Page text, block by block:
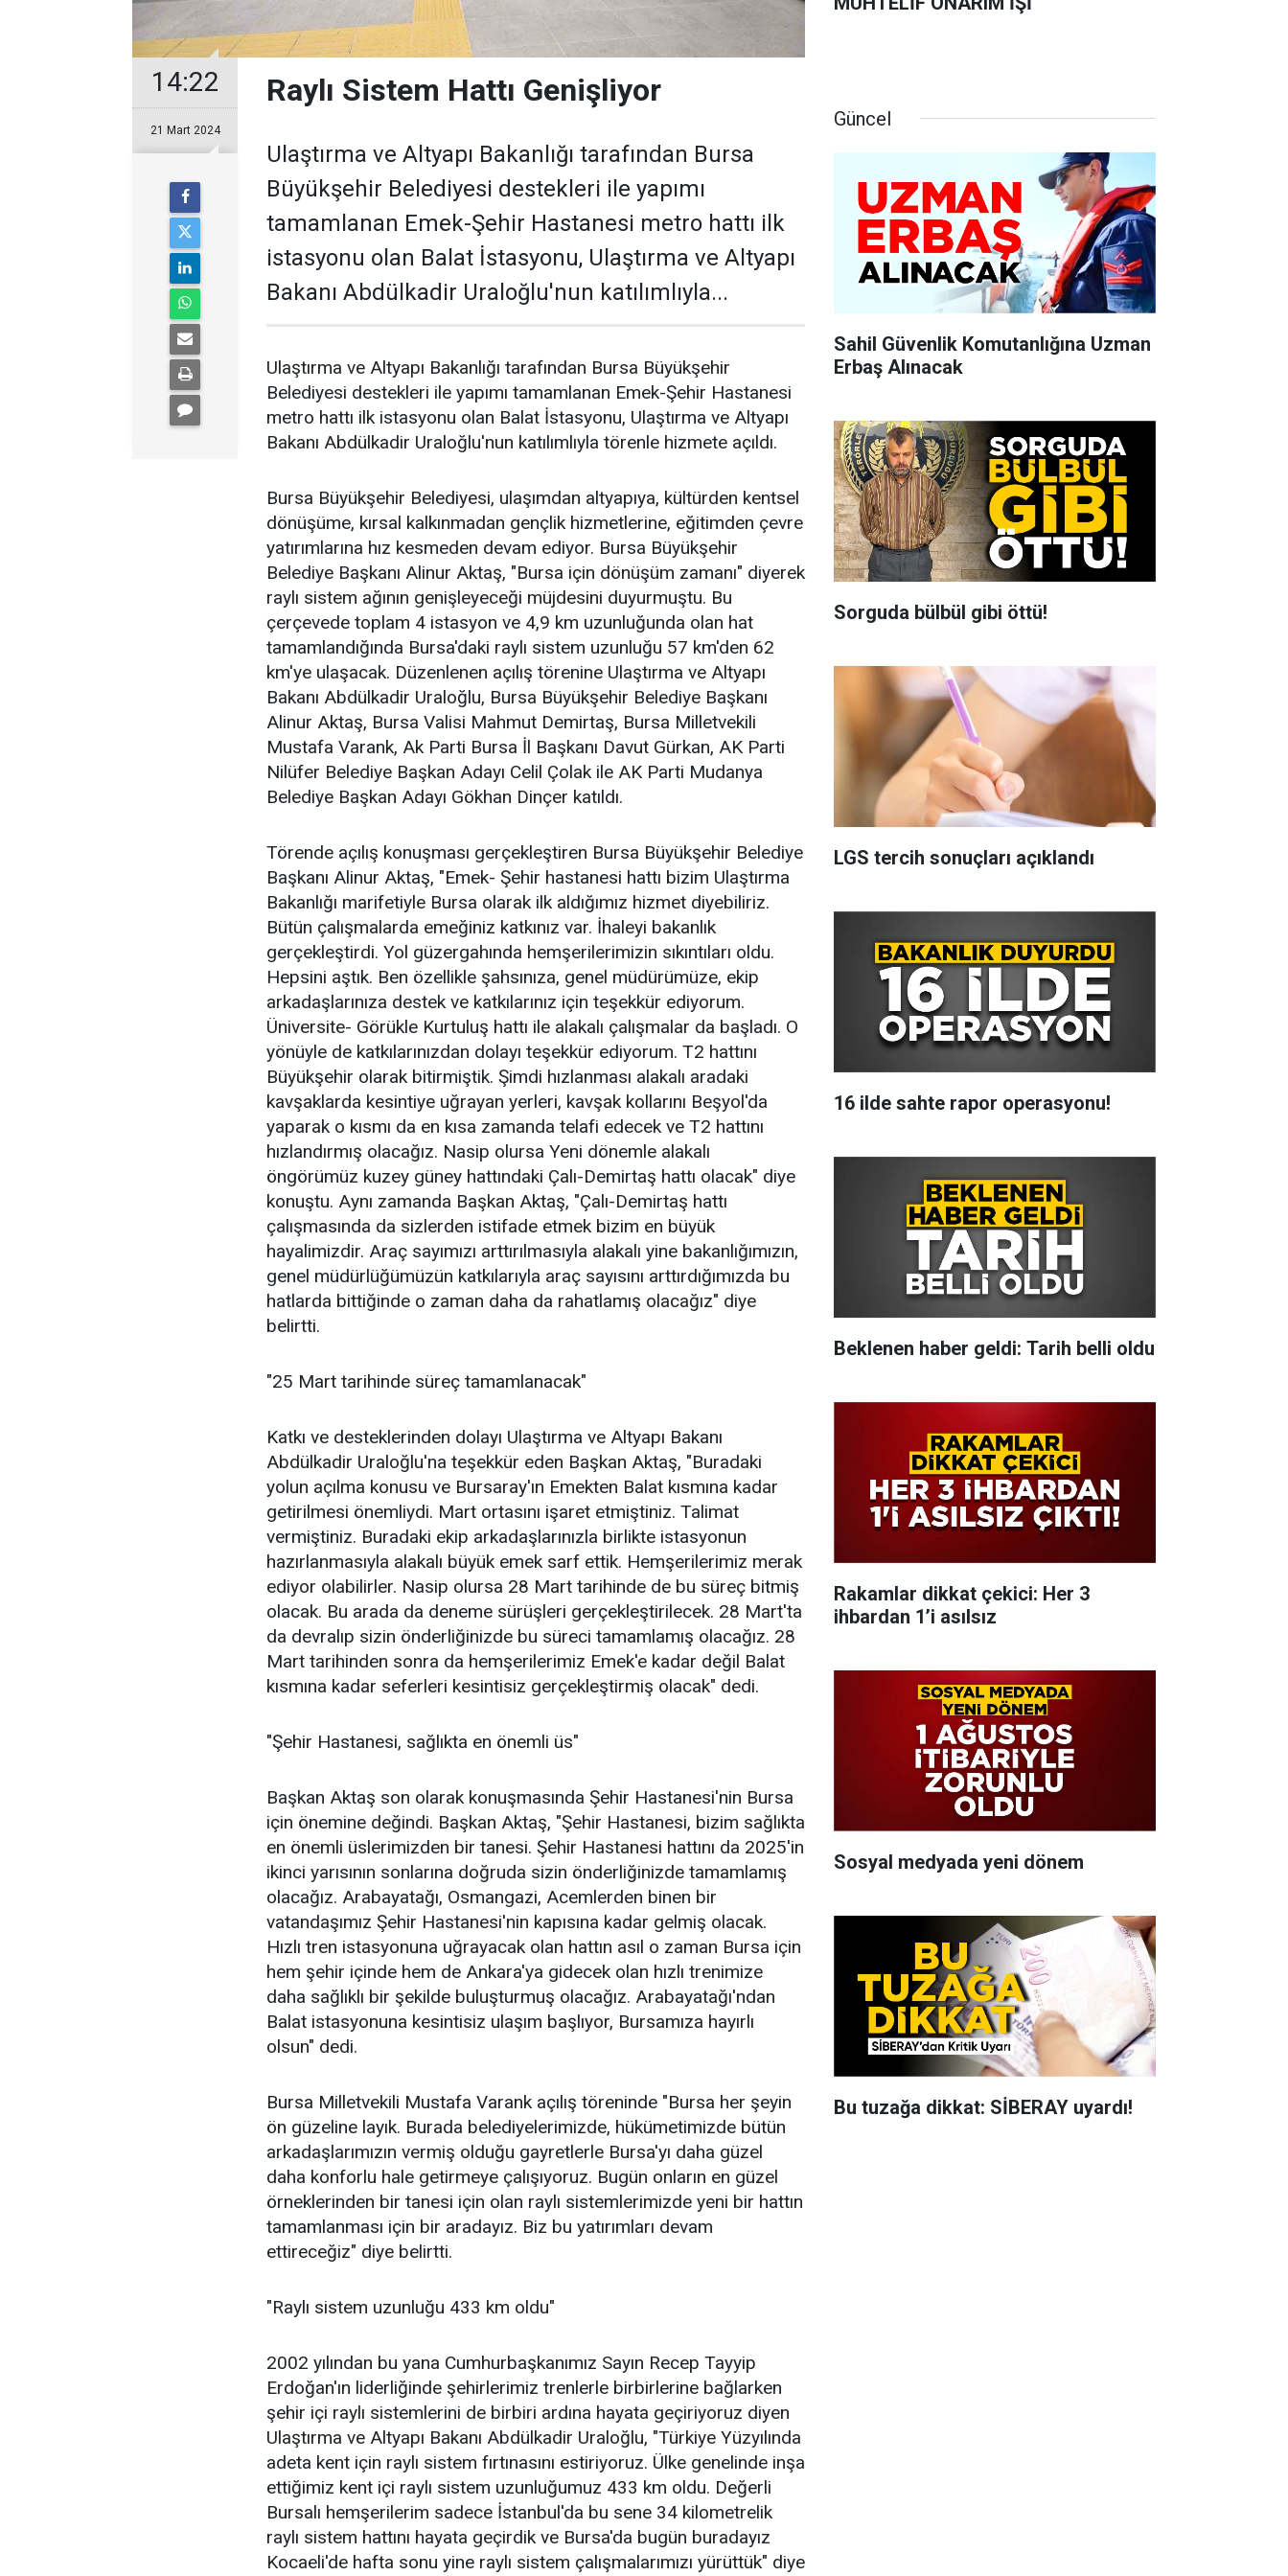
14:22
21 Mart 2024
Raylı Sistem Hattı Genişliyor
Ulaştırma ve Altyapı Bakanlığı tarafından Bursa
Büyükşehir Belediyesi destekleri ile yapımı
tamamlanan Emek-Şehir Hastanesi metro hattı ilk
istasyonu olan Balat İstasyonu, Ulaştırma ve Altyapı
Bakanı Abdülkadir Uraloğlu'nun katılımlıyla...
Ulaştırma ve Altyapı Bakanlığı tarafından Bursa Büyükşehir
Belediyesi destekleri ile yapımı tamamlanan Emek-Şehir Hastanesi
metro hattı ilk istasyonu olan Balat İstasyonu, Ulaştırma ve Altyapı
Bakanı Abdülkadir Uraloğlu'nun katılımlıyla törenle hizmete açıldı.
Bursa Büyükşehir Belediyesi, ulaşımdan altyapıya, kültürden kentsel
dönüşüme, kırsal kalkınmadan gençlik hizmetlerine, eğitimden çevre
yatırımlarına hız kesmeden devam ediyor. Bursa Büyükşehir
Belediye Başkanı Alinur Aktaş, "Bursa için dönüşüm zamanı" diyerek
raylı sistem ağının genişleyeceği müjdesini duyurmuştu. Bu
çerçevede toplam 4 istasyon ve 4,9 km uzunluğunda olan hat
tamamlandığında Bursa'daki raylı sistem uzunluğu 57 km'den 62
km'ye ulaşacak. Düzenlenen açılış törenine Ulaştırma ve Altyapı
Bakanı Abdülkadir Uraloğlu, Bursa Büyükşehir Belediye Başkanı
Alinur Aktaş, Bursa Valisi Mahmut Demirtaş, Bursa Milletvekili
Mustafa Varank, Ak Parti Bursa İl Başkanı Davut Gürkan, AK Parti
Nilüfer Belediye Başkan Adayı Celil Çolak ile AK Parti Mudanya
Belediye Başkan Adayı Gökhan Dinçer katıldı.
Törende açılış konuşması gerçekleştiren Bursa Büyükşehir Belediye
Başkanı Alinur Aktaş, "Emek- Şehir hastanesi hattı bizim Ulaştırma
Bakanlığı marifetiyle Bursa olarak ilk aldığımız hizmet diyebiliriz.
Bütün çalışmalarda emeğiniz katkınız var. İhaleyi bakanlık
gerçekleştirdi. Yol güzergahında hemşerilerimizin sıkıntıları oldu.
Hepsini aştık. Ben özellikle şahsınıza, genel müdürümüze, ekip
arkadaşlarınıza destek ve katkılarınız için teşekkür ediyorum.
Üniversite- Görükle Kurtuluş hattı ile alakalı çalışmalar da başladı. O
yönüyle de katkılarınızdan dolayı teşekkür ediyorum. T2 hattını
Büyükşehir olarak bitirmiştik. Şimdi hızlanması alakalı aradaki
kavşaklarda kesintiye uğrayan yerleri, kavşak kollarını Beşyol'da
yaparak o kısmı da en kısa zamanda telafi edecek ve T2 hattını
hızlandırmış olacağız. Nasip olursa Yeni dönemle alakalı
öngörümüz kuzey güney hattındaki Çalı-Demirtaş hattı olacak" diye
konuştu. Aynı zamanda Başkan Aktaş, "Çalı-Demirtaş hattı
çalışmasında da sizlerden istifade etmek bizim en büyük
hayalimizdir. Araç sayımızı arttırılmasıyla alakalı yine bakanlığımızın,
genel müdürlüğümüzün katkılarıyla araç sayısını arttırdığımızda bu
hatlarda bittiğinde o zaman daha da rahatlamış olacağız" diye
belirtti.
"25 Mart tarihinde süreç tamamlanacak"
Katkı ve desteklerinden dolayı Ulaştırma ve Altyapı Bakanı
Abdülkadir Uraloğlu'na teşekkür eden Başkan Aktaş, "Buradaki
yolun açılma konusu ve Bursaray'ın Emekten Balat kısmına kadar
getirilmesi önemliydi. Mart ortasını işaret etmiştiniz. Talimat
vermiştiniz. Buradaki ekip arkadaşlarınızla birlikte istasyonun
hazırlanmasıyla alakalı büyük emek sarf ettik. Hemşerilerimiz merak
ediyor olabilirler. Nasip olursa 28 Mart tarihinde de bu süreç bitmiş
olacak. Bu arada da deneme sürüşleri gerçekleştirilecek. 28 Mart'ta
da devralıp sizin önderliğinizde bu süreci tamamlamış olacağız. 28
Mart tarihinden sonra da hemşerilerimiz Emek'e kadar değil Balat
kısmına kadar seferleri kesintisiz gerçekleştirmiş olacak" dedi.
"Şehir Hastanesi, sağlıkta en önemli üs"
Başkan Aktaş son olarak konuşmasında Şehir Hastanesi'nin Bursa
için önemine değindi. Başkan Aktaş, "Şehir Hastanesi, bizim sağlıkta
en önemli üslerimizden bir tanesi. Şehir Hastanesi hattını da 2025'in
ikinci yarısının sonlarına doğruda sizin önderliğinizde tamamlamış
olacağız. Arabayatağı, Osmangazi, Acemlerden binen bir
vatandaşımız Şehir Hastanesi'nin kapısına kadar gelmiş olacak.
Hızlı tren istasyonuna uğrayacak olan hattın asıl o zaman Bursa için
hem şehir içinde hem de Ankara'ya gidecek olan hızlı trenimize
daha sağlıklı bir şekilde buluşturmuş olacağız. Arabayatağı'ndan
Balat istasyonuna kesintisiz ulaşım başlıyor, Bursamıza hayırlı
olsun" dedi.
Bursa Milletvekili Mustafa Varank açılış töreninde "Bursa her şeyin
ön güzeline layık. Burada belediyelerimizde, hükümetimizde bütün
arkadaşlarımızın vermiş olduğu gayretlerle Bursa'yı daha güzel
daha konforlu hale getirmeye çalışıyoruz. Bugün onların en güzel
örneklerinden bir tanesi için olan raylı sistemlerimizde yeni bir hattın
tamamlanması için bir aradayız. Biz bu yatırımları devam
ettireceğiz" diye belirtti.
"Raylı sistem uzunluğu 433 km oldu"
2002 yılından bu yana Cumhurbaşkanımız Sayın Recep Tayyip
Erdoğan'ın liderliğinde şehirlerimiz trenlerle birbirlerine bağlarken
şehir içi raylı sistemlerini de birbiri ardına hayata geçiriyoruz diyen
Ulaştırma ve Altyapı Bakanı Abdülkadir Uraloğlu, "Türkiye Yüzyılında
adeta kent için raylı sistem fırtınasını estiriyoruz. Ülke genelinde inşa
ettiğimiz kent içi raylı sistem uzunluğumuz 433 km oldu. Değerli
Bursalı hemşerilerim sadece İstanbul'da bu sene 34 kilometrelik
raylı sistem hattını hayata geçirdik ve Bursa'da bugün buradayız
Kocaeli'de hafta sonu yine raylı sistem çalışmalarımızı yürüttük" diye
Güncel
Sahil Güvenlik Komutanlığına Uzman
Erbaş Alınacak
Sorguda bülbül gibi öttü!
LGS tercih sonuçları açıklandı
16 ilde sahte rapor operasyonu!
Beklenen haber geldi: Tarih belli oldu
Rakamlar dikkat çekici: Her 3
ihbardan 1’i asılsız
Sosyal medyada yeni dönem
Bu tuzağa dikkat: SİBERAY uyardı!